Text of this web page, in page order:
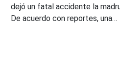
dejó un fatal accidente la
De acuerdo con reportes, una…